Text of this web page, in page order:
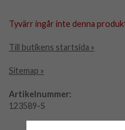
Tyvärr ingår inte denna
Till butikens startsida »
Sitemap »
Artikelnummer:
123589-S